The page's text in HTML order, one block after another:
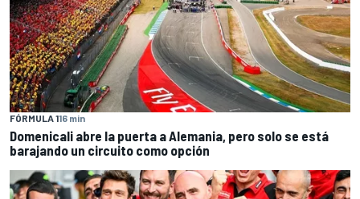
FÓRMULA 116 min
Domenicali abre la puerta a Alemania, pero solo se está
barajando un circuito como opción